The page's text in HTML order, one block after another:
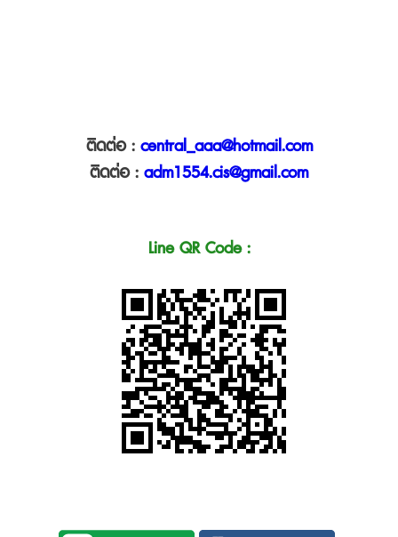
ติดต่อ : central_aaa@hotmail.com
ติดต่อ : adm1554.cis@gmail.com
Line QR Code :